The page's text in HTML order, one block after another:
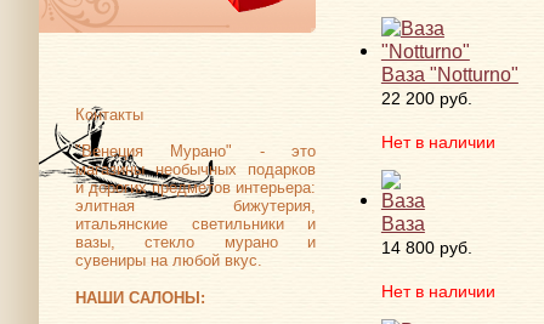
Контакты
"Венеция Мурано" - это
магазины необычных подарков
и дорогих предметов интерьера:
элитная бижутерия,
итальянские светильники и
вазы, стекло мурано и
сувениры на любой вкус.
НАШИ САЛОНЫ:
Ваза "Notturno"
22 200 руб.
Нет в наличии
Ваза
14 800 руб.
Нет в наличии